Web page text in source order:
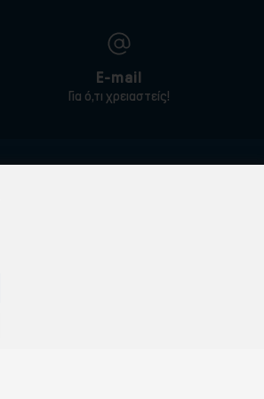
E-mail
Για ό,τι χρειαστείς!